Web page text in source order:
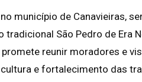
município de Canavieiras,
tradicional São Pedro de Era
reunir moradores e
e fortalecimento das